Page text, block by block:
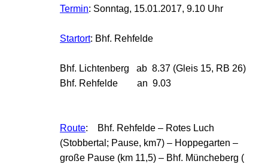
Termin: Sonntag, 15.01.2017, 9.10 Uhr
Startort: Bhf. Rehfelde
Bhf. Lichtenberg ab 8.37 (Gleis 15, RB 26)
Bhf. Rehfelde an 9.03
Route: Bhf. Rehfelde – Rotes Luch
(Stobbertal; Pause, km7) – Hoppegarten –
große Pause (km 11,5) – Bhf. Müncheberg (